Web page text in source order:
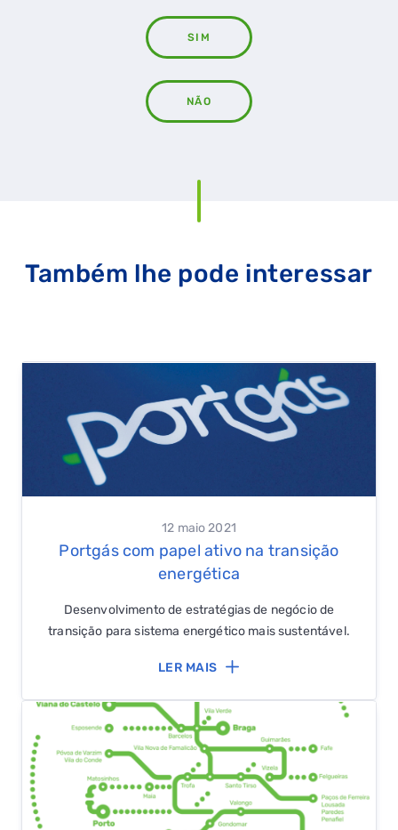
SIM
NÃO
Também lhe pode interessar
12 maio 2021
Portgás com papel ativo na transição
energética
Desenvolvimento de estratégias de negócio de
transição para sistema energético mais sustentável.
LER MAIS
QUERO TER GÁS NATURAL
GASES RENOVÁVEIS
SIMULADOR DE POUPANÇA
FALHA DE GÁS